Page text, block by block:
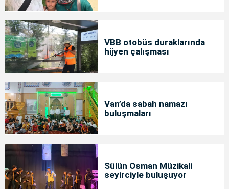
VBB otobüs duraklarında
hijyen çalışması
Van’da sabah namazı
buluşmaları
Sülün Osman Müzikali
seyirciyle buluşuyor